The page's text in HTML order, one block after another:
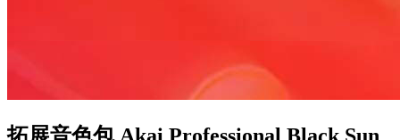
拓展音色包 Akai Professional Black Sun